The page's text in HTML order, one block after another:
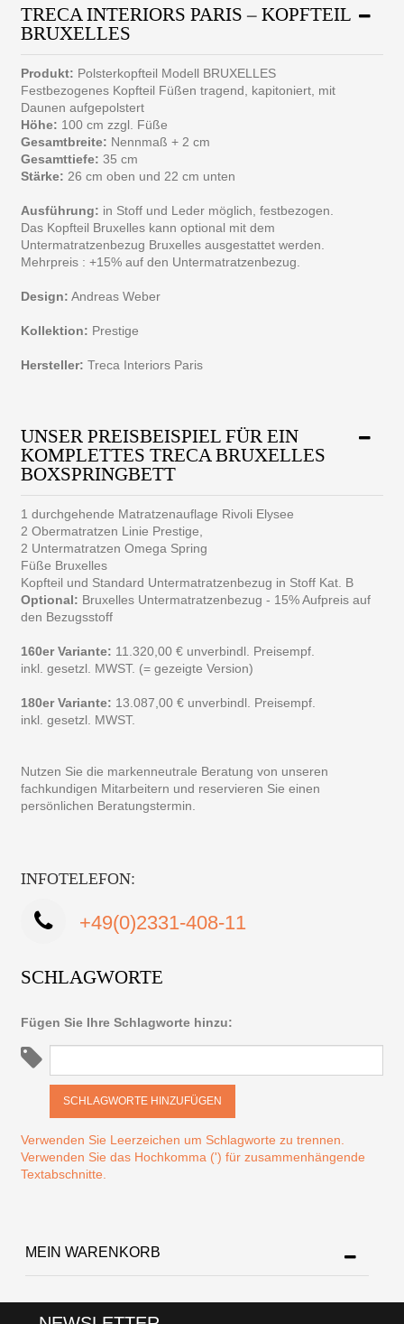
TRECA INTERIORS PARIS – KOPFTEIL
BRUXELLES
Produkt: Polsterkopfteil Modell BRUXELLES
Festbezogenes Kopfteil Füßen tragend, kapitoniert, mit
Daunen aufgepolstert
Höhe: 100 cm zzgl. Füße
Gesamtbreite: Nennmaß + 2 cm
Gesamttiefe: 35 cm
Stärke: 26 cm oben und 22 cm unten
Ausführung: in Stoff und Leder möglich, festbezogen.
Das Kopfteil Bruxelles kann optional mit dem
Untermatratzenbezug Bruxelles ausgestattet werden.
Mehrpreis : +15% auf den Untermatratzenbezug.
Design: Andreas Weber
Kollektion: Prestige
Hersteller:Treca Interiors Paris
UNSER PREISBEISPIEL FÜR EIN
KOMPLETTES TRECA BRUXELLES
BOXSPRINGBETT
1 durchgehende Matratzenauflage Rivoli Elysee
2 Obermatratzen Linie Prestige,
2 Untermatratzen Omega Spring
Füße Bruxelles
Kopfteil und Standard Untermatratzenbezug in Stoff Kat. B
Optional: Bruxelles Untermatratzenbezug - 15% Aufpreis auf
den Bezugsstoff
160er Variante: 11.320,00 € unverbindl. Preisempf.
inkl. gesetzl. MWST. (= gezeigte Version)
180er Variante: 13.087,00 € unverbindl. Preisempf.
inkl. gesetzl. MWST.
Nutzen Sie die markenneutrale Beratung von unseren
fachkundigen Mitarbeitern und reservieren Sie einen
persönlichen Beratungstermin.
INFOTELEFON:
+49(0)2331-408-11
SCHLAGWORTE
Fügen Sie Ihre Schlagworte hinzu:
SCHLAGWORTE HINZUFÜGEN
Verwenden Sie Leerzeichen um Schlagworte zu trennen.
Verwenden Sie das Hochkomma (') für zusammenhängende
Textabschnitte.
MEIN WARENKORB